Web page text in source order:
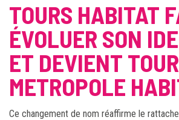
TOURS HABITAT
ÉVOLUER SON
ET DEVIENT
METROPOLE
Ce changement de nom réaffirme le